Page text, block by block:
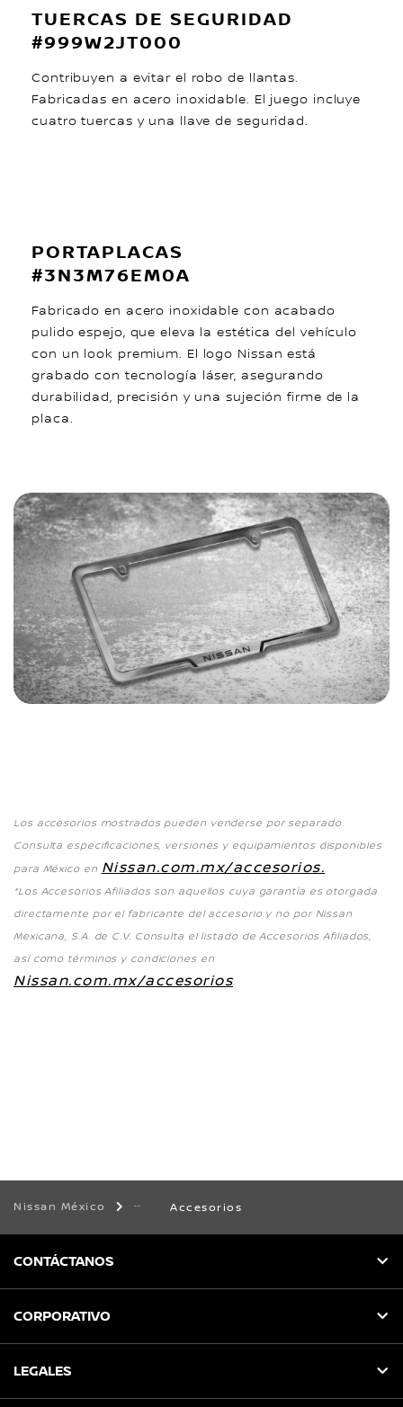
TUERCAS DE SEGURIDAD
#999W2JT000
Contribuyen a evitar el robo de llantas.
Fabricadas en acero inoxidable. El juego incluye
cuatro tuercas y una llave de seguridad.
PORTAPLACAS
#3N3M76EM0A
Fabricado en acero inoxidable con acabado
pulido espejo, que eleva la estética del vehículo
con un look premium. El logo Nissan está
grabado con tecnología láser, asegurando
durabilidad, precisión y una sujeción firme de la
placa.
Los accesorios mostrados pueden venderse por separado.
Consulta especificaciones, versiones y equipamientos disponibles
para México en Nissan.com.mx/accesorios.
*Los Accesorios Afiliados son aquellos cuya garantía es otorgada
directamente por el fabricante del accesorio y no por Nissan
Mexicana, S.A. de C.V. Consulta el listado de Accesorios Afiliados,
así como términos y condiciones en
Nissan.com.mx/accesorios.
Nissan México Accesorios
CONTÁCTANOS
CORPORATIVO
LEGALES